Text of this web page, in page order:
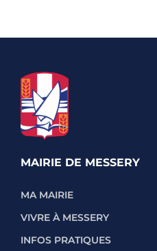
MAIRIE DE MESSERY
MA MAIRIE
VIVRE À MESSERY
INFOS PRATIQUES